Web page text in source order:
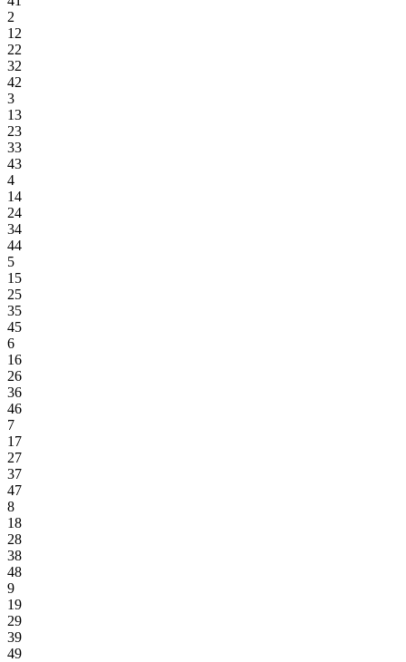
2
12
22
32
42
3
13
23
33
43
4
14
24
34
44
5
15
25
35
45
6
16
26
36
46
7
17
27
37
47
8
18
28
38
48
9
19
29
39
49